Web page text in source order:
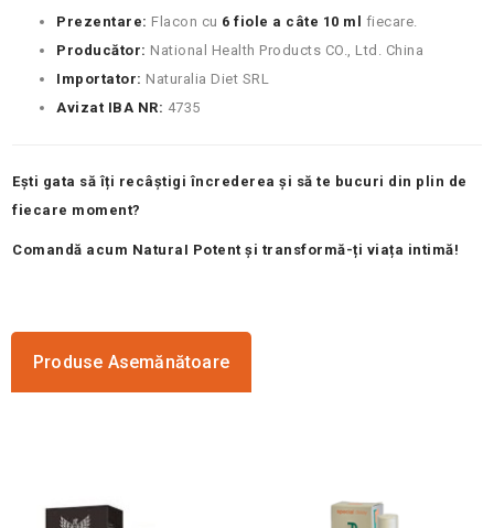
Prezentare: Flacon cu 6 fiole a câte 10 ml
fiecare.
Producător: National Health Products CO., Ltd. China
Importator: Naturalia Diet SRL
Avizat IBA NR: 4735
Ești gata să îți recâștigi încrederea și să te bucuri din plin de
fiecare moment?
Comandă acum NaturaI Potent și transformă-ți viața intimă!
Produse Asemănătoare